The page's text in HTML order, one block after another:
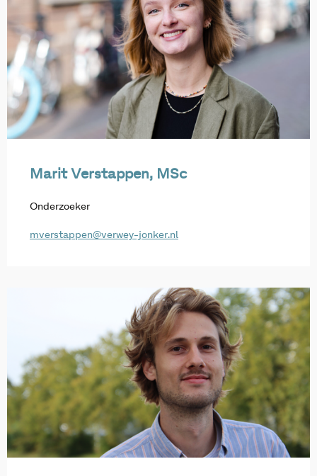
Marit Verstappen, MSc
Onderzoeker
mverstappen@verwey-jonker.nl